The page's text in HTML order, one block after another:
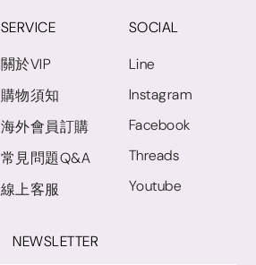
SERVICE
關於VIP
購物須知
海外會員訂購
常見問題Q&A
線上客服
SOCIAL
Line
Instagram
Facebook
Threads
Youtube
NEWSLETTER